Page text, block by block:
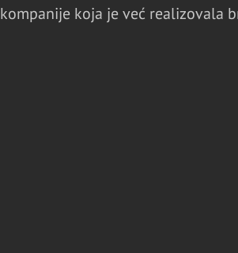
kompanije koja je već realizovala